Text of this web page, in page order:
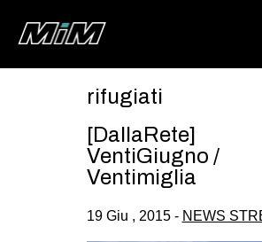
ABOUT
DEGENERAZIONE
rifugiati
[DallaRete]
VentiGiugno /
Ventimiglia
19 Giu , 2015 - NEWS